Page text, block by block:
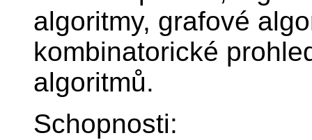
algoritmy, grafové
kombinatorické
algoritmů.
Schopnosti: